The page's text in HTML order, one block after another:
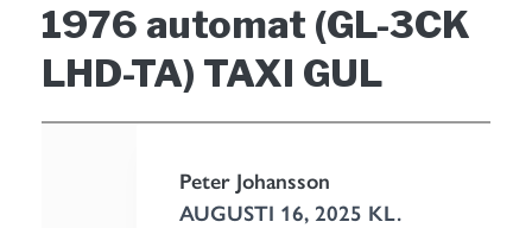
1976 automat (GL-3CK
LHD-TA) TAXI GUL
Peter Johansson
AUGUSTI 16, 2025 KL.